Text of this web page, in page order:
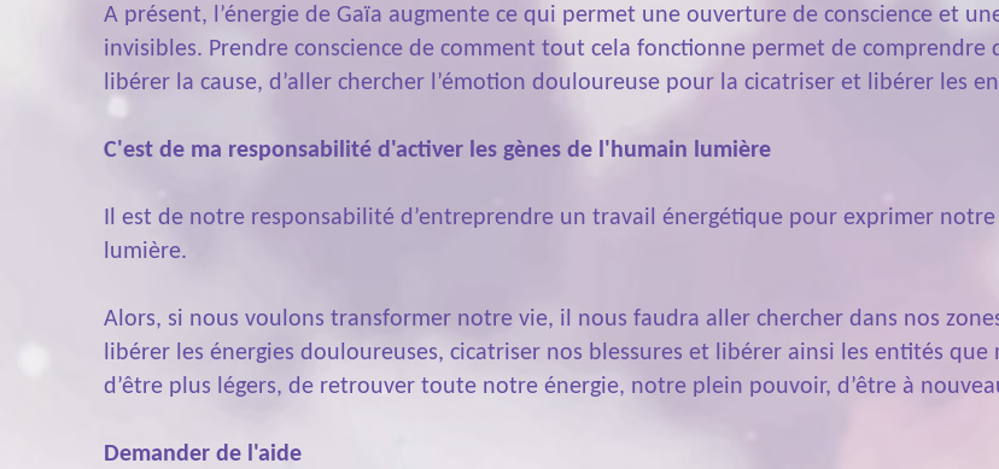
A présent, l’énergie de Gaïa augmente ce qui permet une ouverture de conscience et
invisibles. Prendre conscience de comment tout cela fonctionne permet de comprendre
libérer la cause, d’aller chercher l’émotion douloureuse pour la cicatriser et libérer les
C'est de ma responsabilité d'activer les gènes de l'humain lumière
Il est de notre responsabilité d’entreprendre un travail énergétique pour exprimer
lumière.
Alors, si nous voulons transformer notre vie, il nous faudra aller chercher dans nos
libérer les énergies douloureuses, cicatriser nos blessures et libérer ainsi les entités
d’être plus légers, de retrouver toute notre énergie, notre plein pouvoir, d’être à
Demander de l'aide